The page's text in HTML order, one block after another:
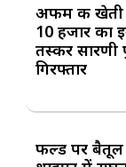
अफीम की
10 हजार का
तस्कर सारणी
गिरफ्तार
फील्ड पर